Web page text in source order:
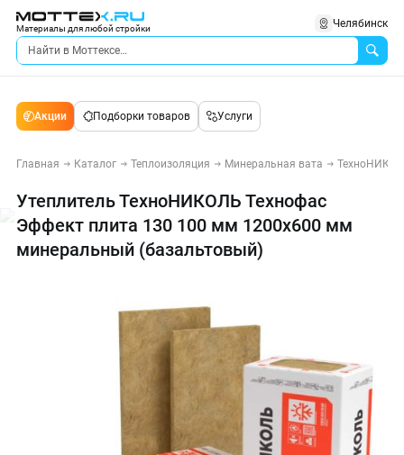
Материалы для любой стройки Челябинск
Акции Подборки товаров Услуги
Главная Каталог Теплоизоляция Минеральная вата
Утеплитель ТехноНИКОЛЬ Технофас
Эффект плита 130 100 мм 1200х600 мм
минеральный (базальтовый)